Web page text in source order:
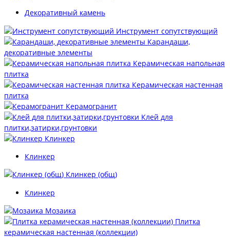
Декоративный камень
Инструмент сопутствующий
Карандаши,
декоративные элементы
Керамическая напольная
плитка
Керамическая настенная
плитка
Керамогранит
Клей для
плитки,затирки,грунтовки
Клинкер
Клинкер
Клинкер (общ)
Клинкер
Мозаика
Плитка
керамическая настенная (коллекции)